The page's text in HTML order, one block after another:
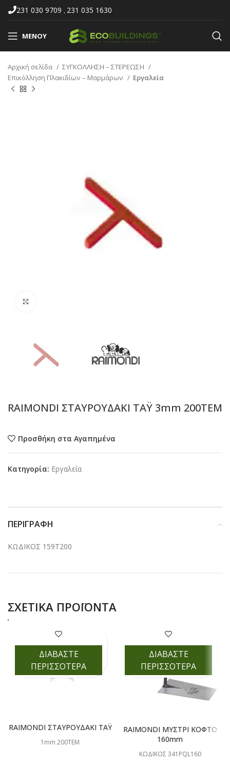
231 030 9709 , 231 035 1630
ΜΕΝΟΎ
Αρχική σελίδα
ΣΥΓΚΟΛΛΗΣΗ – ΣΤΕΡΕΩΣΗ
Επικόλληση Πλακιδίων – Μαρμάρων
Εργαλεία
RAIMONDI ΣΤΑΥΡΟΥΔΑΚΙ ΤΑΫ 3mm 200ΤΕΜ
Προσθήκη στα Αγαπημένα
Κατηγορία: Εργαλεία
ΠΕΡΙΓΡΑΦΉ
ΚΩΔΙΚΟΣ 159Τ200
ΣΧΕΤΙΚΆ ΠΡΟΪΌΝΤΑ
RAIMONDI ΣΤΑΥΡΟΥΔΑΚΙ ΤΑΫ
1mm 200ΤΕΜ
ΔΙΑΒΑΣΤΕ
ΠΕΡΙΣΣΟΤΕΡΑ
RAIMONDI ΜΥΣΤΡΙ ΚΟΦΤΟ
160mm
ΚΩΔΙΚΟΣ 341PQL160
ΔΙΑΒΑΣΤΕ
ΠΕΡΙΣΣΟΤΕΡΑ